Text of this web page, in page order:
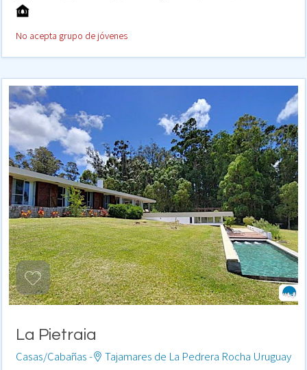
No acepta grupo de jóvenes
La Pietraia
Casas/Cabañas -
Tajamares de La Pedrera Rocha Uruguay